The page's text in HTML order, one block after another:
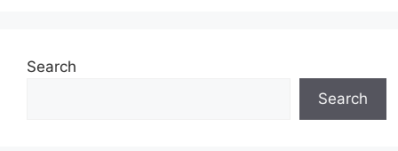
Search
Search